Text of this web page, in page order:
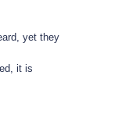
yet they
it is